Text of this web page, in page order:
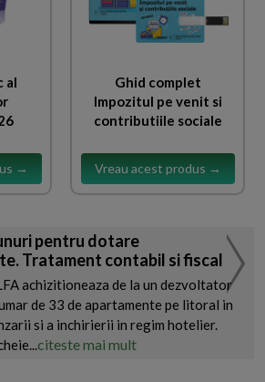
al
→
Ghid complet
Impozitul pe venit si
contributiile sociale
Vreau acest produs →
pentru dotare
Tratament contabil si fiscal
achizitioneaza de la un dezvoltator
de 33 de apartamente pe litoral in
si a inchirierii in regim hotelier.
citeste mai mult